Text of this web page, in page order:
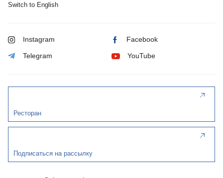
Switch to English
Instagram Facebook
Telegram YouTube
Ресторан
Подписаться на рассылку